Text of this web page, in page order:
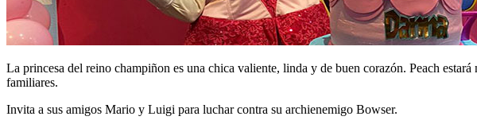
La princesa del reino champiñon es una chica valiente, linda y de buen corazón. Peach
familiares.
Invita a sus amigos Mario y Luigi para luchar contra su archienemigo Bowser.